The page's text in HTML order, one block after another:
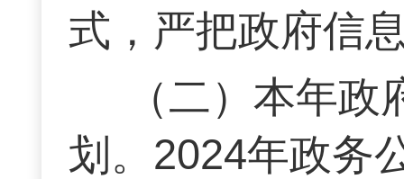
式，严把政府信
（二）本年
划。2024年政务